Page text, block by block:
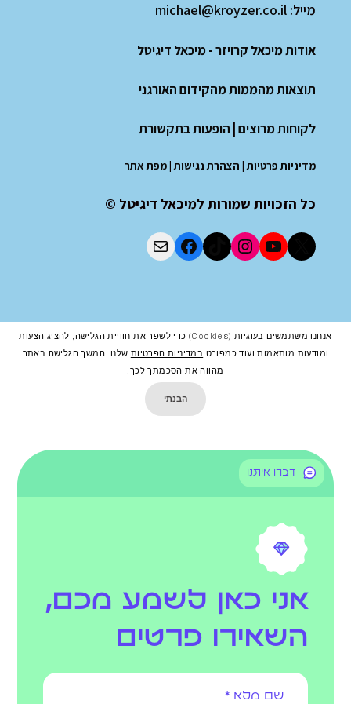
מייל: michael@kroyzer.co.il
אודות מיכאל קרויזר - מיכאל דיגיטל
תוצאות מהממות מהקידום האורגני
לקוחות מרוצים הופעות בתקשורת
מדיניות פרטיות| הצהרת נגישות| מפת אתר
כל הזכויות שמורות למיכאל דיגיטל ©
אנחנו משתמשים בעוגיות (cookies) כדי לשפר את חוויית הגלישה, להציג הצעות
ומודעות מותאמות ועוד כמפורט במדיניות הפרטיות שלנו. המשך הגלישה באתר
מהווה את הסכמתך לכך.
הבנתי
דברו איתנו
אני כאן לשמע מכם,
השאירו פרטים